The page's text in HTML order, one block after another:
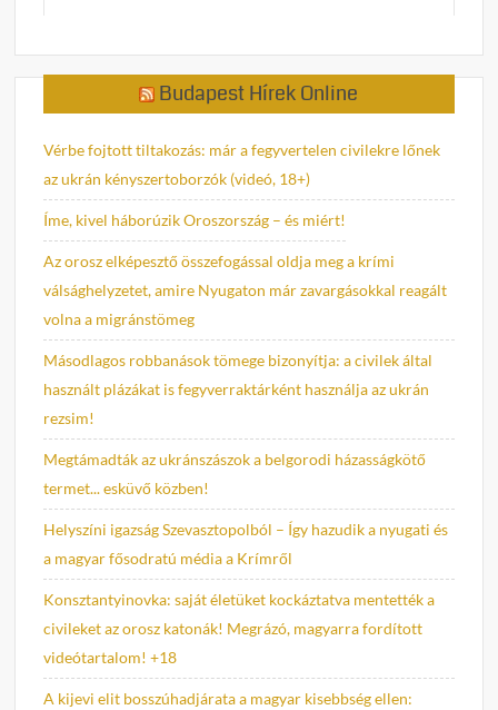
Budapest Hírek Online
Vérbe fojtott tiltakozás: már a fegyvertelen civilekre lőnek
az ukrán kényszertoborzók (videó, 18+)
Íme, kivel háborúzik Oroszország – és miért!
Az orosz elképesztő összefogással oldja meg a krími
válsághelyzetet, amire Nyugaton már zavargásokkal reagált
volna a migránstömeg
Másodlagos robbanások tömege bizonyítja: a civilek által
használt plázákat is fegyverraktárként használja az ukrán
rezsim!
Megtámadták az ukránszászok a belgorodi házasságkötő
termet... esküvő közben!
Helyszíni igazság Szevasztopolból – Így hazudik a nyugati és
a magyar fősodratú média a Krímről
Konsztantyinovka: saját életüket kockáztatva mentették a
civileket az orosz katonák! Megrázó, magyarra fordított
videótartalom! +18
A kijevi elit bosszúhadjárata a magyar kisebbség ellen: